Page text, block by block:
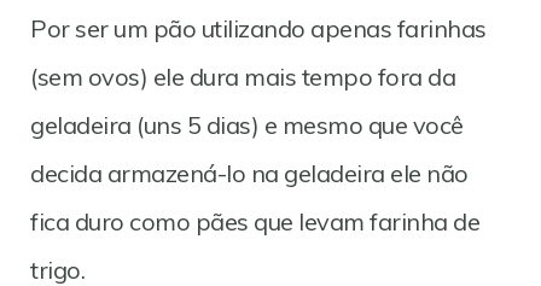
Por ser um pão utilizando apenas farinhas
(sem ovos) ele dura mais tempo fora da
geladeira (uns 5 dias) e mesmo que você
decida armazená-lo na geladeira ele não
fica duro como pães que levam farinha de
trigo.